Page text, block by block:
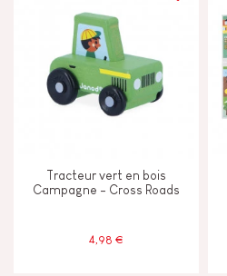
Tracteur vert en bois
Campagne - Cross Roads
4,98 €